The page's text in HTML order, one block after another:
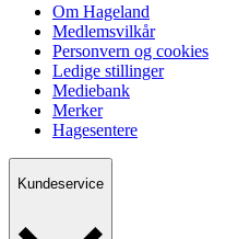
Om Hageland
Medlemsvilkår
Personvern og cookies
Ledige stillinger
Mediebank
Merker
Hagesentere
Kundeservice